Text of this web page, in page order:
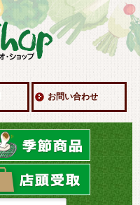
お問い合わせ